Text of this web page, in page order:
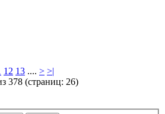
12 13 .... > >|
378 (страниц: 26)